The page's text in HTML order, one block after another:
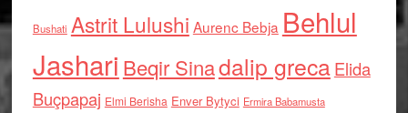
Bushati Astrit Lulushi Aurenc Bebja Behlul
Jashari Beqir Sinadalip grecaElida
Buçpapaj Elmi Berisha Enver Bytyci Ermira Babamusta